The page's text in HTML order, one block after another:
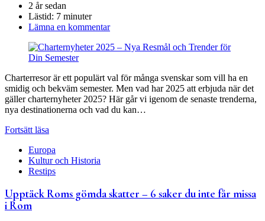
2 år sedan
Lästid: 7 minuter
Lämna en kommentar
Charterresor är ett populärt val för många svenskar som vill ha en
smidig och bekväm semester. Men vad har 2025 att erbjuda när det
gäller charternyheter 2025? Här går vi igenom de senaste trenderna,
nya destinationerna och vad du kan…
Fortsätt läsa
Europa
Kultur och Historia
Restips
Upptäck Roms gömda skatter – 6 saker du inte får missa
i Rom